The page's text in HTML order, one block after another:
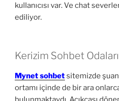
kullanıcısı var. Ve chat
ediliyor.
Kerizim Sohbet Odaları
Mynet sohbetsitemizde
ortamı içinde de bir ara